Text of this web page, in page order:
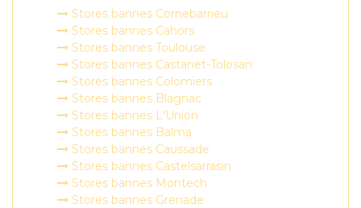
Stores bannes Cornebarrieu
Stores bannes Cahors
Stores bannes Toulouse
Stores bannes Castanet-Tolosan
Stores bannes Colomiers
Stores bannes Blagnac
Stores bannes L'Union
Stores bannes Balma
Stores bannes Caussade
Stores bannes Castelsarrasin
Stores bannes Montech
Stores bannes Grenade